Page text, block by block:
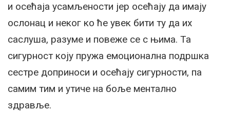
и осећаја усамљености јер осећају да имају
ослонац и неког ко ће увек бити ту да их
саслуша, разуме и повеже се с њима. Та
сигурност коју пружа емоционална подршка
сестре доприноси и осећају сигурности, па
самим тим и утиче на боље ментално
здравље.